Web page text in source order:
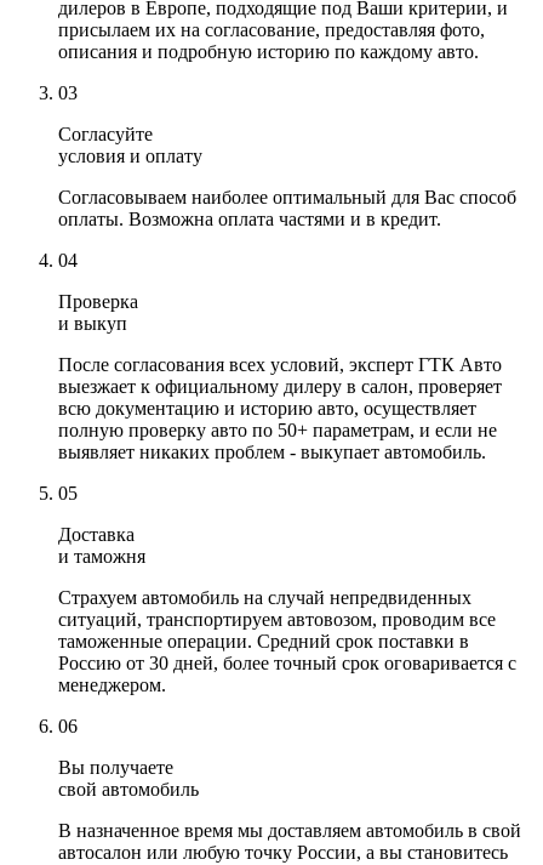
дилеров в Европе, подходящие под Ваши критерии, и
присылаем их на согласование, предоставляя фото,
описания и подробную историю по каждому авто.
03
Согласуйте
условия и оплату
Согласовываем наиболее оптимальный для Вас способ
оплаты. Возможна оплата частями и в кредит.
04
Проверка
и выкуп
После согласования всех условий, эксперт ГТК Авто
выезжает к официальному дилеру в салон, проверяет
всю документацию и историю авто, осуществляет
полную проверку авто по 50+ параметрам, и если не
выявляет никаких проблем - выкупает автомобиль.
05
Доставка
и таможня
Страхуем автомобиль на случай непредвиденных
ситуаций, транспортируем автовозом, проводим все
таможенные операции. Средний срок поставки в
Россию от 30 дней, более точный срок оговаривается с
менеджером.
06
Вы получаете
свой автомобиль
В назначенное время мы доставляем автомобиль в свой
автосалон или любую точку России, а вы становитесь